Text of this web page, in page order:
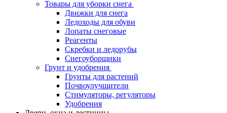
Товары для уборки снега
Движки для снега
Ледоходы для обуви
Лопаты снеговые
Реагенты
Скребки и ледорубы
Снегоуборщики
Грунт и удобрения
Грунты для растений
Почвоулучшители
Стимуляторы, регуляторы
Удобрения